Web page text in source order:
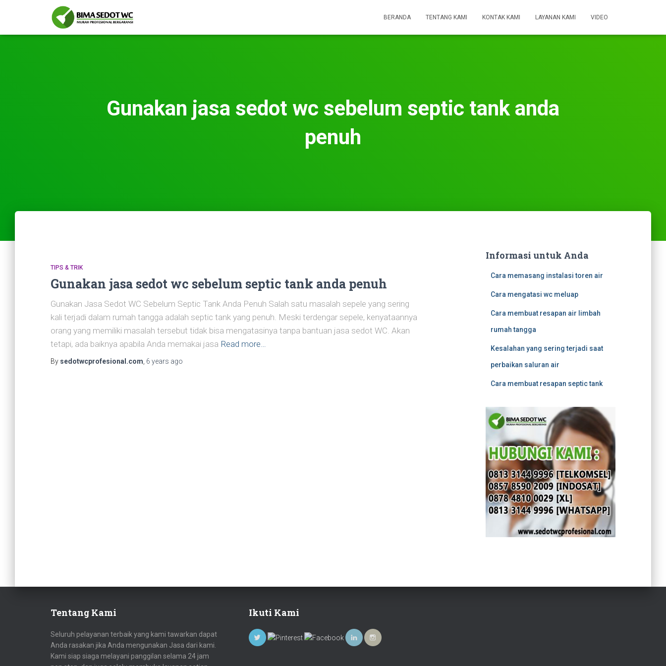
BERANDA TENTANG KAMI KONTAK KAMI LAYANAN KAMI VIDEO
Gunakan jasa sedot wc sebelum septic tank anda
penuh
TIPS & TRIK
Gunakan jasa sedot wc sebelum septic tank anda penuh
Gunakan Jasa Sedot WC Sebelum Septic Tank Anda Penuh Salah satu masalah sepele yang sering
kali terjadi dalam rumah tangga adalah septic tank yang penuh. Meski terdengar sepele, kenyataannya
orang yang memiliki masalah tersebut tidak bisa mengatasinya tanpa bantuan jasa sedot WC. Akan
tetapi, ada baiknya apabila Anda memakai jasa Read more…
By sedotwcprofesional.com 6 years ago
Informasi untuk Anda
Cara memasang instalasi toren air
Cara mengatasi wc meluap
Cara membuat resapan air limbah
rumah tangga
Kesalahan yang sering terjadi saat
perbaikan saluran air
Cara membuat resapan septic tank
Tentang Kami
Seluruh pelayanan terbaik yang kami tawarkan dapat
Anda rasakan jika Anda mengunakan Jasa dari kami.
Kami siap siaga melayani panggilan selama 24 jam
Ikuti Kami